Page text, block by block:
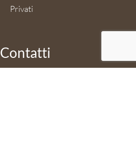
Privati
Contatti